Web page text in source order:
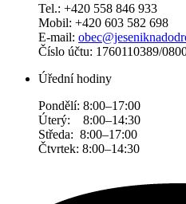
Tel.: +420 558 846 933
Mobil: +420 603 582 698
E-mail:
Číslo účtu: 1760110389/
Úřední hodiny
Pondělí: 8:00–17:00
Úterý: 8:00–14:30
Středa: 8:00–17:00
Čtvrtek: 8:00–14:30